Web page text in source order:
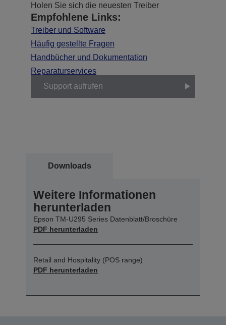
Holen Sie sich die neuesten Treiber
Empfohlene Links:
Treiber und Software
Häufig gestellte Fragen
Handbücher und Dokumentation
Reparaturservices
Support aufrufen
Downloads
Weitere Informationen
herunterladen
Epson TM-U295 Series Datenblatt/Broschüre
PDF herunterladen
Retail and Hospitality (POS range)
PDF herunterladen